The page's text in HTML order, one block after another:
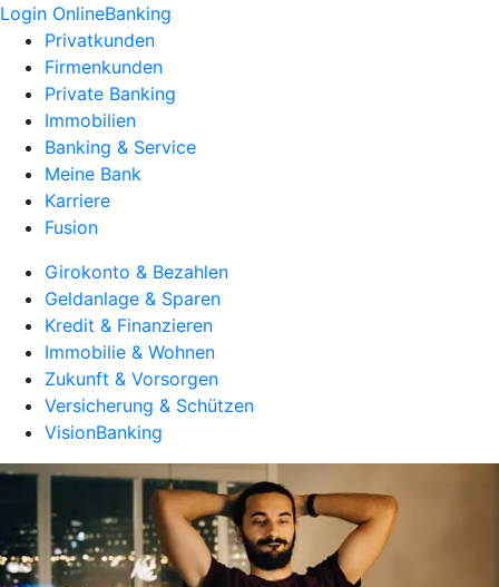
Login OnlineBanking
Privatkunden
Firmenkunden
Private Banking
Immobilien
Banking & Service
Meine Bank
Karriere
Fusion
Girokonto & Bezahlen
Geldanlage & Sparen
Kredit & Finanzieren
Immobilie & Wohnen
Zukunft & Vorsorgen
Versicherung & Schützen
VisionBanking